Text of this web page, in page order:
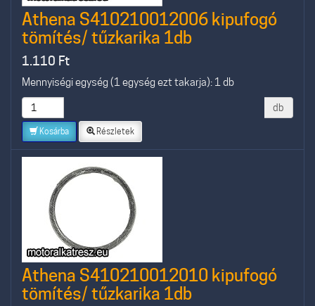
Athena S410210012006 kipufogó
tömítés/ tűzkarika 1db
1.110 Ft
Mennyiségi egység (1 egység ezt takarja): 1 db
db
Kosárba Részletek
Athena S410210012010 kipufogó
tömítés/ tűzkarika 1db